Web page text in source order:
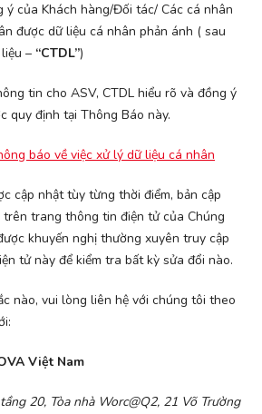
ý của Khách hàng/Đối tác/ Các cá nhân
được dữ liệu cá nhân phản ánh ( sau
– “CTDL”)
tin cho ASV, CTDL hiểu rõ và đồng ý
quy định tại Thông Báo này.
báo về việc xử lý dữ liệu cá nhân
cập nhật tùy từng thời điểm, bản cập
trang thông tin điện tử của Chúng
khuyến nghị thường xuyên truy cập
tử này để kiểm tra bất kỳ sửa đổi nào.
nào, vui lòng liên hệ với chúng tôi theo
Việt Nam
20, Tòa nhà Worc@Q2, 21 Võ Trường